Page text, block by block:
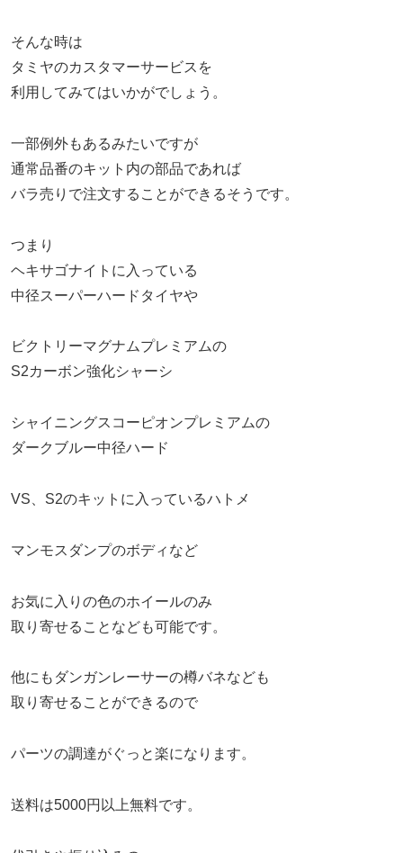
そんな時は
タミヤのカスタマーサービスを
利用してみてはいかがでしょう。
一部例外もあるみたいですが
通常品番のキット内の部品であれば
バラ売りで注文することができるそうです。
つまり
ヘキサゴナイトに入っている
中径スーパーハードタイヤや
ビクトリーマグナムプレミアムの
S2カーボン強化シャーシ
シャイニングスコーピオンプレミアムの
ダークブルー中径ハード
VS、S2のキットに入っているハトメ
マンモスダンプのボディなど
お気に入りの色のホイールのみ
取り寄せることなども可能です。
他にもダンガンレーサーの樽バネなども
取り寄せることができるので
パーツの調達がぐっと楽になります。
送料は5000円以上無料です。